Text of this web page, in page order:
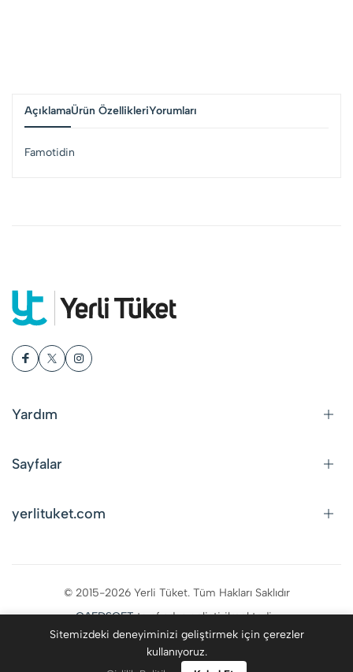
AçıklamaÜrün ÖzellikleriYorumları
Famotidin
Yardım
Sayfalar
yerlituket.com
© 2015-2026 Yerli Tüket. Tüm Hakları Saklıdır
CAFDSOFTtarafından geliştirilmektedir.
Sitemizdeki deneyiminizi geliştirmek için çerezler
kullanıyoruz.
0